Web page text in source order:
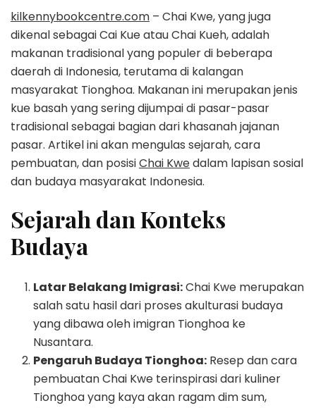
kilkennybookcentre.com – Chai Kwe, yang juga
dikenal sebagai Cai Kue atau Chai Kueh, adalah
makanan tradisional yang populer di beberapa
daerah di Indonesia, terutama di kalangan
masyarakat Tionghoa. Makanan ini merupakan jenis
kue basah yang sering dijumpai di pasar-pasar
tradisional sebagai bagian dari khasanah jajanan
pasar. Artikel ini akan mengulas sejarah, cara
pembuatan, dan posisiChai Kwedalam lapisan sosial
dan budaya masyarakat Indonesia.
Sejarah dan Konteks
Budaya
Latar Belakang Imigrasi:Chai Kwe merupakan
salah satu hasil dari proses akulturasi budaya
yang dibawa oleh imigran Tionghoa ke
Nusantara.
Pengaruh Budaya Tionghoa: Resep dan cara
pembuatan Chai Kwe terinspirasi dari kuliner
Tionghoa yang kaya akan ragam dim sum,